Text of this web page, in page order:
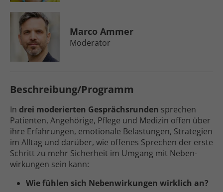
Marco Ammer
Moderator
Beschreibung/Programm
In drei moderierten Gesprächs­runden sprechen
Patienten, Angehörige, Pflege und Medizin offen über
ihre Erfahrungen, emotionale Belastungen, Strategien
im Alltag und darüber, wie offenes Sprechen der erste
Schritt zu mehr Sicherheit im Umgang mit Neben­
wirkungen sein kann:
Wie fühlen sich Neben­wirkungen wirklich an?